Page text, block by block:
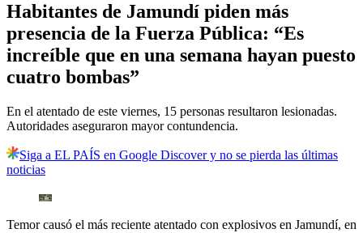
Habitantes de Jamundí piden más
presencia de la Fuerza Pública: “Es
increíble que en una semana hayan puesto
cuatro bombas”
En el atentado de este viernes, 15 personas resultaron lesionadas.
Autoridades aseguraron mayor contundencia.
Siga a EL PAÍS en Google Discover y no se pierda las últimas
noticias
Temor causó el más reciente atentado con explosivos en Jamundí, en